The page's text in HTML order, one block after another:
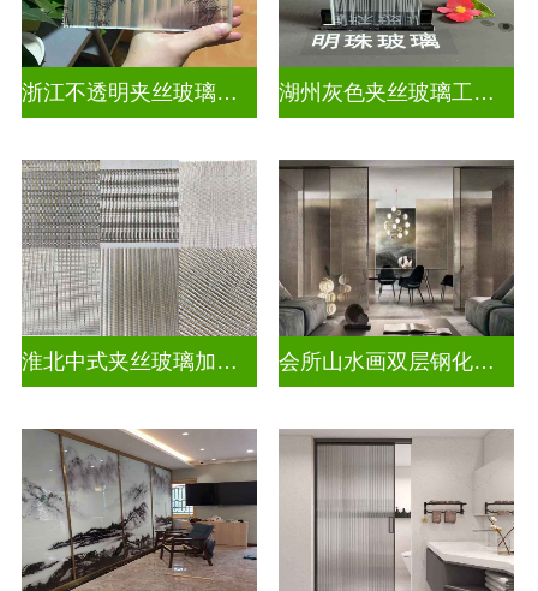
浙江不透明夹丝玻璃定做 湖州灰色夹丝玻璃工厂招聘
淮北中式夹丝玻璃加工点 会所山水画双层钢化夹胶